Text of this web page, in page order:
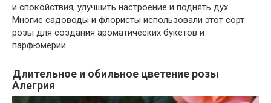
и спокойствия, улучшить настроение и поднять дух.
Многие садоводы и флористы использовали этот сорт
розы для создания ароматических букетов и
парфюмерии.
Длительное и обильное цветение розы
Алегрия